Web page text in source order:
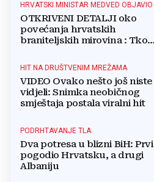
HRVATSKI MINISTAR MEDVED OBJAVIO
OTKRIVENI DETALJI oko
povećanja hrvatskih
braniteljskih mirovina : Tko
HIT NA DRUŠTVENIM MREŽAMA
VIDEO Ovako nešto još niste
vidjeli: Snimka neobičnog
smještaja postala viralni hit
PODRHTAVANJE TLA
Dva potresa u blizni BiH: Prvi
pogodio Hrvatsku, a drugi
Albaniju